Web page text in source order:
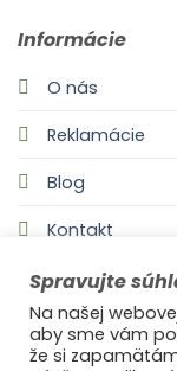
Informácie
O nás
Reklamácie
Blog
Kontakt
Spravujte
Na našej
aby sme vám
že si